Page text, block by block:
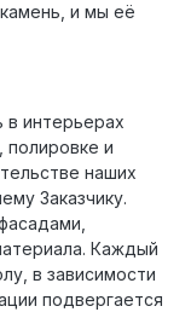
и мы её
в интерьерах
и
наших
Заказчику.
Каждый
в зависимости
подвергается